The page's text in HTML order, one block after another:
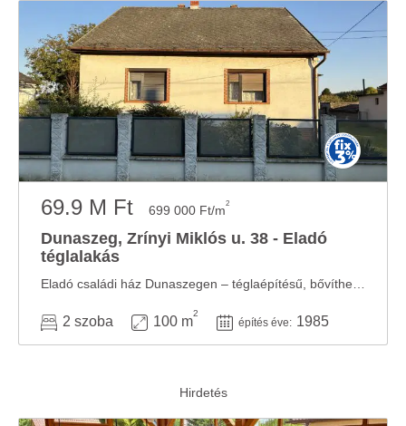
69.9 M Ft 699 000 Ft/m2
Dunaszeg, Zrínyi Miklós u. 38 - Eladó
téglalakás
2 szoba 100 m
2
építés éve: 1985